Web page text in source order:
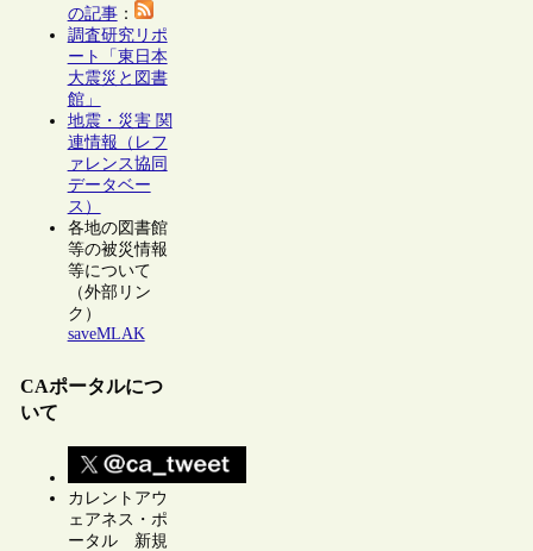
の記事：
調査研究リポ
ート「東日本
大震災と図書
館」
地震・災害 関
連情報（レフ
ァレンス協同
データベー
ス）
各地の図書館
等の被災情報
等について
（外部リン
ク）
saveMLAK
CAポータルにつ
いて
カレントアウ
ェアネス・ポ
ータル 新規